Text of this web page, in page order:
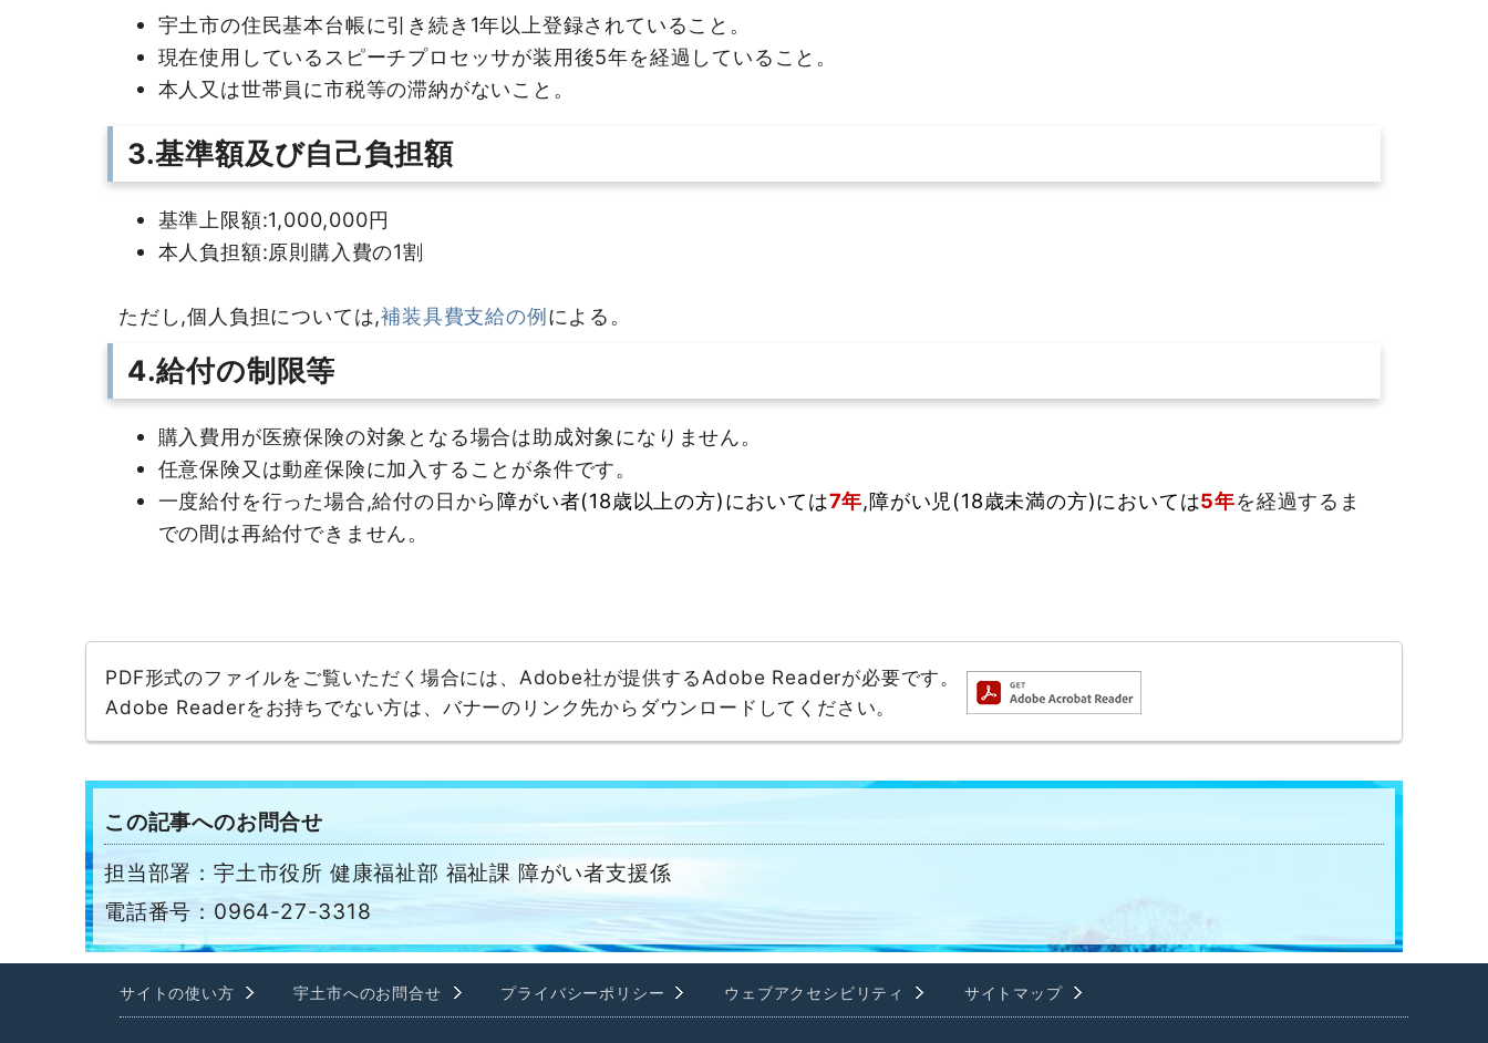
宇土市の住民基本台帳に引き続き1年以上登録されていること。
現在使用しているスピーチプロセッサが装用後5年を経過していること。
本人又は世帯員に市税等の滞納がないこと。
3.基準額及び自己負担額
基準上限額:1,000,000円
本人負担額:原則購入費の1割
ただし,個人負担については,補装具費支給の例による。
4.給付の制限等
購入費用が医療保険の対象となる場合は助成対象になりません。
任意保険又は動産保険に加入することが条件です。
一度給付を行った場合,給付の日から障がい者(18歳以上の方)においては7年,障がい児(18歳未満の方)においては5年を経過するま
での間は再給付できません。
PDF形式のファイルをご覧いただく場合には、Adobe社が提供するAdobe Readerが必要です。
Adobe Readerをお持ちでない方は、バナーのリンク先からダウンロードしてください。
この記事へのお問合せ
担当部署：宇土市役所 健康福祉部 福祉課 障がい者支援係
電話番号：0964-27-3318
サイトの使い方 宇土市へのお問合せ プライバシーポリシー ウェブアクセシビリティ サイトマップ